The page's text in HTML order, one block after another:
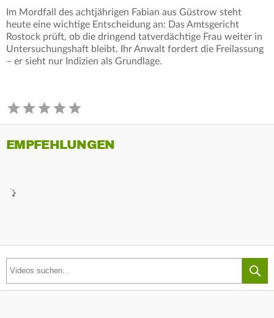
Im Mordfall des achtjährigen Fabian aus Güstrow steht
heute eine wichtige Entscheidung an: Das Amtsgericht
Rostock prüft, ob die dringend tatverdächtige Frau weiter in
Untersuchungshaft bleibt. Ihr Anwalt fordert die Freilassung
– er sieht nur Indizien als Grundlage.
EMPFEHLUNGEN